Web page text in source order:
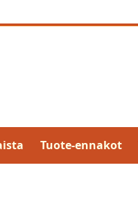
Tuote-ennakot